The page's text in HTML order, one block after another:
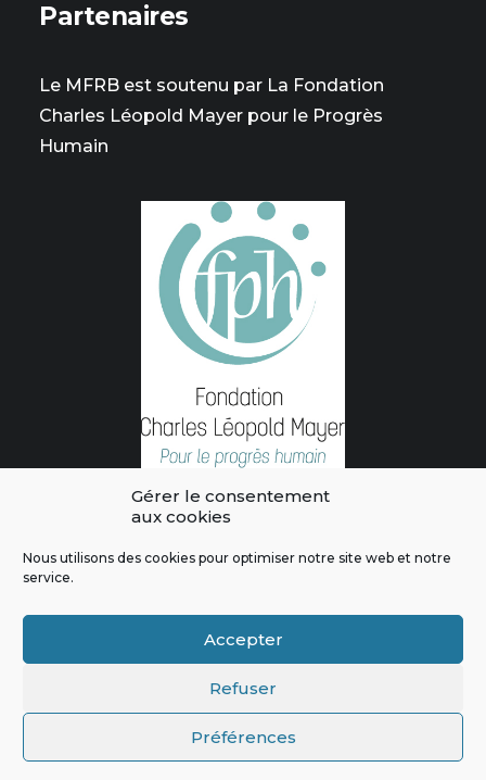
Gérer le consentement
aux cookies
Nous utilisons des cookies pour optimiser notre site web et notre
service.
Accepter
Refuser
Préférences
Partenaires
Le MFRB est soutenu par La Fondation
Charles Léopold Mayer pour le Progrès
Humain
L'intégralité des contenus de ce site sont publiés sous licence
|Politique de confidentialité